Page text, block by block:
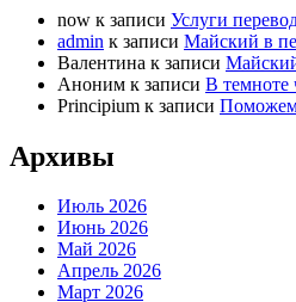
now к записи Услуги
admin к записи Майский в
Валентина к записи
Аноним к записи В темноте
Principium к записи
Архивы
Июль 2026
Июнь 2026
Май 2026
Апрель 2026
Март 2026